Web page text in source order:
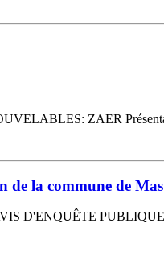
ZAER
de la commune de
D'ENQUÊTE